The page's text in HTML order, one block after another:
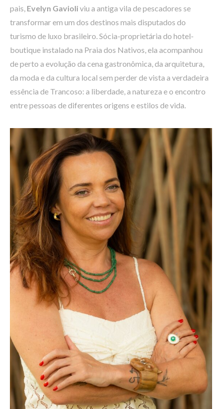
pais, Evelyn Gavioliviu a antiga vila de pescadores se
transformar em um dos destinos mais disputados do
turismo de luxo brasileiro. Sócia-proprietária do hotel-
boutique instalado na Praia dos Nativos, ela acompanhou
de perto a evolução da cena gastronômica, da arquitetura,
da moda e da cultura local sem perder de vista a verdadeira
essência de Trancoso: a liberdade, a natureza e o encontro
entre pessoas de diferentes origens e estilos de vida.